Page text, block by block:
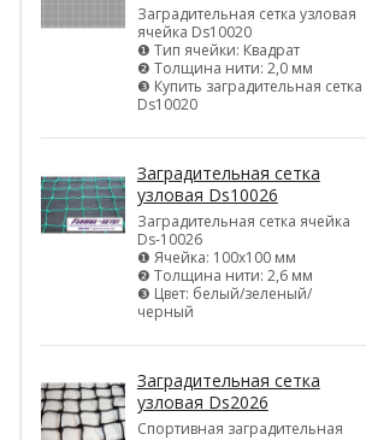
Заградительная сетка узловая
ячейка Ds10020
❶ Тип ячейки: Квадрат
❷ Толщина нити: 2,0 мм
❸ Купить заградительная сетка
Ds10020
Заградительная сетка
узловая Ds10026
Заградительная сетка ячейка
Ds-10026
❶ Ячейка: 100х100 мм
❷ Толщина нити: 2,6 мм
❸ Цвет: белый/зеленый/
черный
Заградительная сетка
узловая Ds2026
Спортивная заградительная